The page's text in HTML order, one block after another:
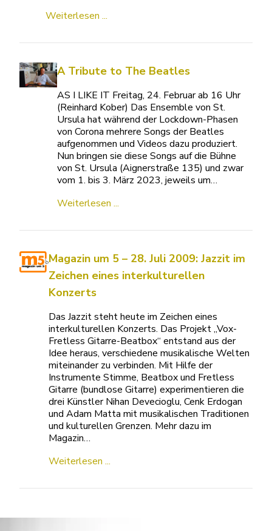
Weiterlesen ...
A Tribute to The Beatles
AS I LIKE IT Freitag, 24. Februar ab 16 Uhr
(Reinhard Kober) Das Ensemble von St.
Ursula hat während der Lockdown-Phasen
von Corona mehrere Songs der Beatles
aufgenommen und Videos dazu produziert.
Nun bringen sie diese Songs auf die Bühne
von St. Ursula (Aignerstraße 135) und zwar
vom 1. bis 3. März 2023, jeweils um…
Weiterlesen ...
Magazin um 5 – 28. Juli 2009: Jazzit im
Zeichen eines interkulturellen
Konzerts
Das Jazzit steht heute im Zeichen eines
interkulturellen Konzerts. Das Projekt „Vox-
Fretless Gitarre-Beatbox“ entstand aus der
Idee heraus, verschiedene musikalische Welten
miteinander zu verbinden. Mit Hilfe der
Instrumente Stimme, Beatbox und Fretless
Gitarre (bundlose Gitarre) experimentieren die
drei Künstler Nihan Devecioglu, Cenk Erdogan
und Adam Matta mit musikalischen Traditionen
und kulturellen Grenzen. Mehr dazu im
Magazin…
Weiterlesen ...